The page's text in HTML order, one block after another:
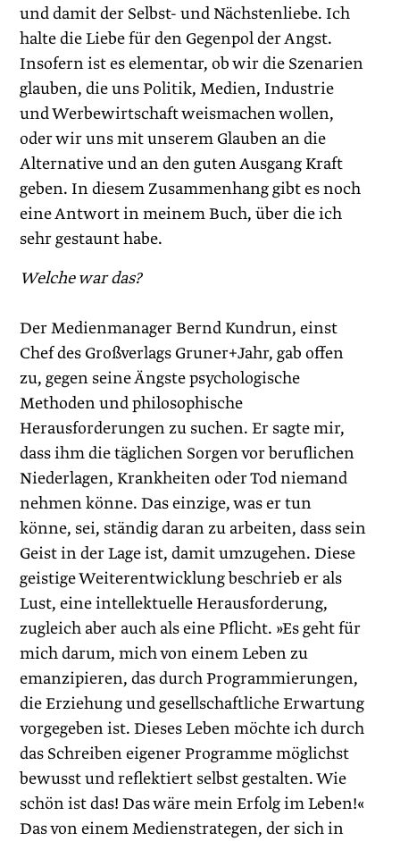
und damit der Selbst- und Nächstenliebe. Ich
halte die Liebe für den Gegenpol der Angst.
Insofern ist es elementar, ob wir die Szenarien
glauben, die uns Politik, Medien, Industrie
und Werbewirtschaft weismachen wollen,
oder wir uns mit unserem Glauben an die
Alternative und an den guten Ausgang Kraft
geben. In diesem Zusammenhang gibt es noch
eine Antwort in meinem Buch, über die ich
sehr gestaunt habe.
Welche war das?
Der Medienmanager Bernd Kundrun, einst
Chef des Großverlags Gruner+Jahr, gab offen
zu, gegen seine Ängste psychologische
Methoden und philosophische
Herausforderungen zu suchen. Er sagte mir,
dass ihm die täglichen Sorgen vor beruflichen
Niederlagen, Krankheiten oder Tod niemand
nehmen könne. Das einzige, was er tun
könne, sei, ständig daran zu arbeiten, dass sein
Geist in der Lage ist, damit umzugehen. Diese
geistige Weiterentwicklung beschrieb er als
Lust, eine intellektuelle Herausforderung,
zugleich aber auch als eine Pflicht. »Es geht für
mich darum, mich von einem Leben zu
emanzipieren, das durch Programmierungen,
die Erziehung und gesellschaftliche Erwartung
vorgegeben ist. Dieses Leben möchte ich durch
das Schreiben eigener Programme möglichst
bewusst und reflektiert selbst gestalten. Wie
schön ist das! Das wäre mein Erfolg im Leben!«
Das von einem Medienstrategen, der sich in